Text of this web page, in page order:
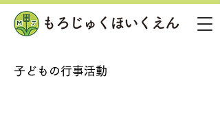
子どもの行事活動